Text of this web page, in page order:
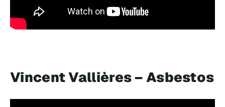
Vincent Vallières – Asbestos